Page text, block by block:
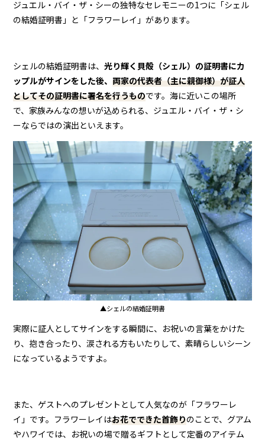
ジュエル・バイ・ザ・シーの独特なセレモニーの1つに「シェル
の結婚証明書」と「フラワーレイ」があります。
シェルの結婚証明書は、光り輝く貝殻（シェル）の証明書にカ
ップルがサインをした後、両家の代表者（主に親御様）が証人
としてその証明書に署名を行うものです。海に近いこの場所
で、家族みんなの想いが込められる、ジュエル・バイ・ザ・シ
ーならではの演出といえます。
▲シェルの結婚証明書
実際に証人としてサインをする瞬間に、お祝いの言葉をかけた
り、抱き合ったり、涙される方もいたりして、素晴らしいシーン
になっているようですよ。
また、ゲストへのプレゼントとして人気なのが「フラワーレ
イ」です。フラワーレイはお花でできた首飾りのことで、グアム
やハワイでは、お祝いの場で贈るギフトとして定番のアイテム